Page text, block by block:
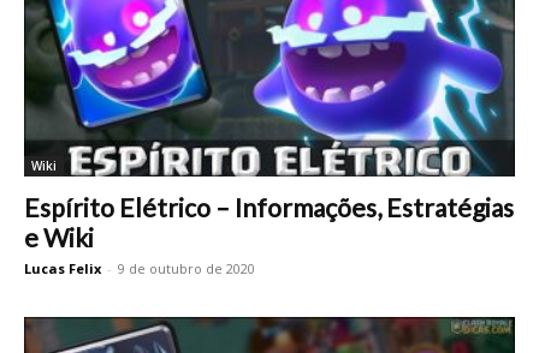
Wiki
Espírito Elétrico – Informações, Estratégias
e Wiki
Lucas Felix - 9 de outubro de 2020